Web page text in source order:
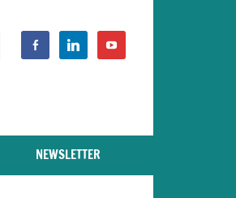
facebook-
alt
linkedin youtube
NEWSLETTER